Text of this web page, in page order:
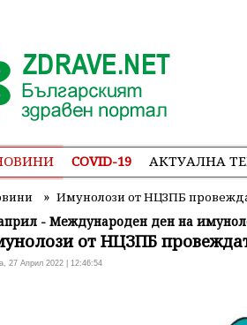
COVID-19 АКТУАЛНА
» Имунолози от НЦЗПБ
- Международен ден на
от НЦЗПБ
27 Април 2022 | 12:46:54